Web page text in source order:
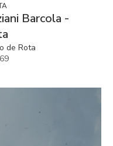
Barcola -
de Rota